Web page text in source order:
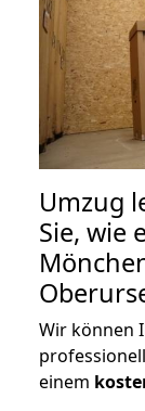
Umzug
Sie, wie
Wir können
einem